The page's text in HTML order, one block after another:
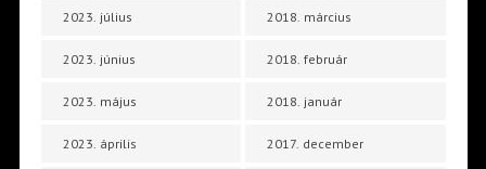
2023. július
2023. június
2023. május
2023. április
2018. március
2018. február
2018. január
2017. december